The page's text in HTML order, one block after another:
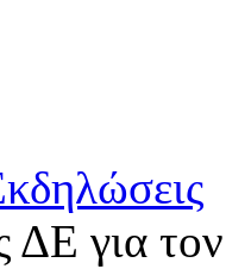
ΔΕ για